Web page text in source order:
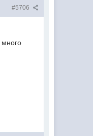
#5706